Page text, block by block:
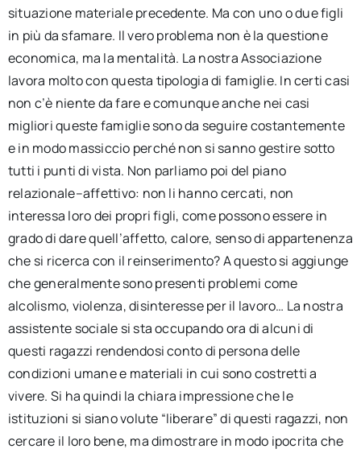
situazione materiale precedente. Ma con uno o due figli
in più da sfamare. Il vero problema non è la questione
economica, ma la mentalità. La nostra Associazione
lavora molto con questa tipologia di famiglie. In certi casi
non c’è niente da fare e comunque anche nei casi
migliori queste famiglie sono da seguire costantemente
e in modo massiccio perché non si sanno gestire sotto
tutti i punti di vista. Non parliamo poi del piano
relazionale–affettivo: non li hanno cercati, non
interessa loro dei propri figli, come possono essere in
grado di dare quell’affetto, calore, senso di appartenenza
che si ricerca con il reinserimento? A questo si aggiunge
che generalmente sono presenti problemi come
alcolismo, violenza, disinteresse per il lavoro… La nostra
assistente sociale si sta occupando ora di alcuni di
questi ragazzi rendendosi conto di persona delle
condizioni umane e materiali in cui sono costretti a
vivere. Si ha quindi la chiara impressione che le
istituzioni si siano volute “liberare” di questi ragazzi, non
cercare il loro bene, ma dimostrare in modo ipocrita che